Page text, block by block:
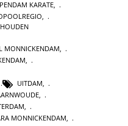
KARATE
MONNICKENDAM
UITDAM
,
,
MONNICKENDAM,